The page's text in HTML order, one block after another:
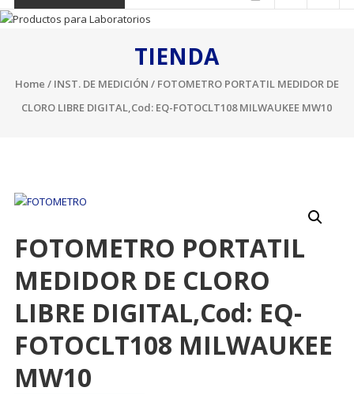
TIENDA
Home / INST. DE MEDICIÓN / FOTOMETRO PORTATIL MEDIDOR DE
CLORO LIBRE DIGITAL,Cod: EQ-FOTOCLT108 MILWAUKEE MW10
FOTOMETRO PORTATIL
MEDIDOR DE CLORO
LIBRE DIGITAL,Cod: EQ-
FOTOCLT108 MILWAUKEE
MW10